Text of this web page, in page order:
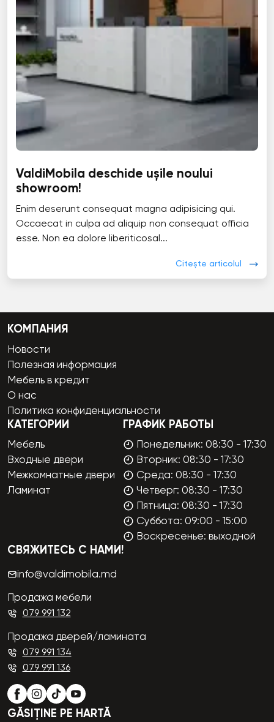
ValdiMobila deschide ușile noului
showroom!
Enim deserunt consequat magna adipisicing qui.
Occaecat in culpa ad aliquip non consequat officia
esse. Non ea dolore liberiticosal...
Citește articolul
КОМПАНИЯ
Новости
Полезная информация
Мебель в кредит
О нас
Политика конфиденциальности
КАТЕГОРИИ
Мебель
Входные двери
Межкомнатные двери
Ламинат
ГРАФИК РАБОТЫ
Понедельник: 08:30 - 17:30
Вторник: 08:30 - 17:30
Среда: 08:30 - 17:30
Четверг: 08:30 - 17:30
Пятница: 08:30 - 17:30
Суббота: 09:00 - 15:00
Воскресенье: выходной
СВЯЖИТЕСЬ С НАМИ!
info@valdimobila.md
Продажа мебели
079 991 132
Продажа дверей/ламината
079 991 134
079 991 136
GĂSIȚINE PE HARTĂ